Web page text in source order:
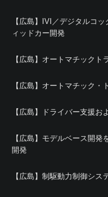
【広島】IVI／デジタルコ
ィッドカー開発
【広島】オートマチック
【広島】オートマチック
【広島】ドライバー支援お
【広島】モデルベース開
開発
【広島】制駆動力制御シ